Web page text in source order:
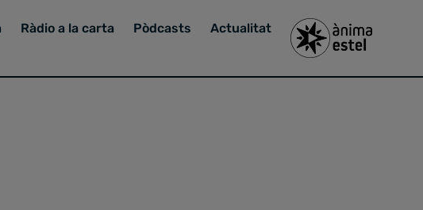
Ràdio a la carta Pòdcasts Actualitat